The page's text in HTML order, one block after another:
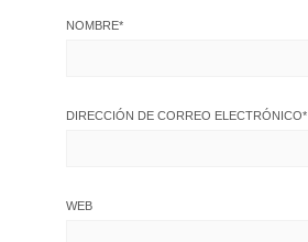
NOMBRE*
DIRECCIÓN DE CORREO ELECTRÓNICO*
WEB